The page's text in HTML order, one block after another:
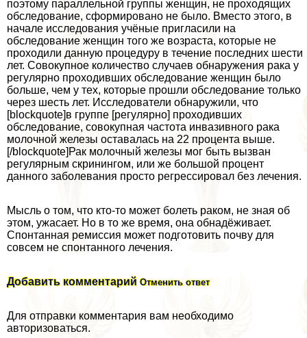
поэтому параллельной группы женщин, не проходящих
обследование, сформировано не было. Вместо этого, в
начале исследования учёные пригласили на
обследование женщин того же возраста, которые не
проходили данную процедуру в течение последних шести
лет. Совокупное количество случаев обнаружения paка у
регулярно проходивших обследование женщин было
больше, чем у тех, которые прошли обследование только
через шесть лет. Исследователи обнаружили, что
[blockquote]в группе [регулярно] проходивших
обследование, совокупная частота инвазивного paка
молочной железы оставалась на 22 процента выше.
[/blockquote]Рак молочный железы мог быть вызван
регулярным скринингом, или же большой процент
данного заболевания просто регрессировал без лечения.
Мысль о том, что кто-то может болеть paком, не зная об
этом, ужасает. Но в то же время, она обнадёживает.
Спонтанная ремиссия может подготовить почву для
совсем не спонтанного лечения.
Добавить комментарийОтменить ответ
Для отправки комментария вам необходимо
авторизоваться.